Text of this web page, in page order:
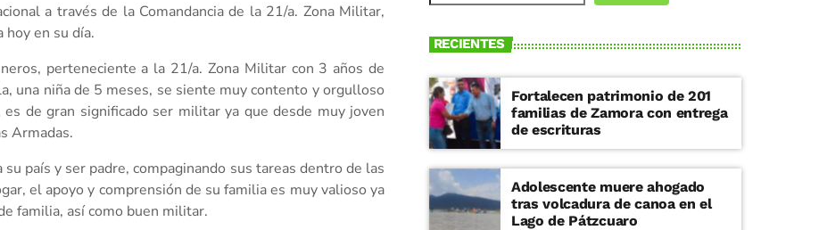
a través de la Comandancia de la 21/a. Zona Militar,
en su día.
perteneciente a la 21/a. Zona Militar con 3 años de
una niña de 5 meses, se siente muy contento y orgulloso
de gran significado ser militar ya que desde muy joven
Armadas.
país y ser padre, compaginando sus tareas dentro de las
el apoyo y comprensión de su familia es muy valioso ya
familia, así como buen militar.
RECIENTES
Fortalecen patrimonio de 201
familias de Zamora con entrega
de escrituras
Adolescente muere ahogado
tras volcadura de canoa en el
Lago de Pátzcuaro